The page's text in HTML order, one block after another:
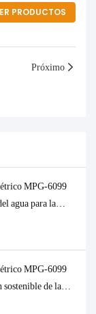
PRODUCTOS
Próximo
MPG-6099
agua para la
MPG-6099
de la